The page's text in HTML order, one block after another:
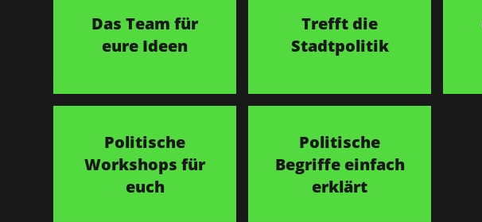
Das Team für
eure Ideen
Trefft die
Stadtpolitik
Politische
Workshops für
euch
Politische
Begriffe einfach
erklärt